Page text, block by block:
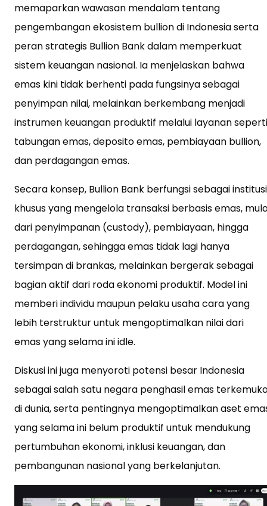
memaparkan wawasan mendalam tentang
pengembangan ekosistem bullion di Indonesia serta
peran strategis Bullion Bank dalam memperkuat
sistem keuangan nasional. Ia menjelaskan bahwa
emas kini tidak berhenti pada fungsinya sebagai
penyimpan nilai, melainkan berkembang menjadi
instrumen keuangan produktif melalui layanan seperti
tabungan emas, deposito emas, pembiayaan bullion,
dan perdagangan emas.
Secara konsep, Bullion Bank berfungsi sebagai institusi
khusus yang mengelola transaksi berbasis emas,
dari penyimpanan (custody), pembiayaan, hingga
perdagangan, sehingga emas tidak lagi hanya
tersimpan di brankas, melainkan bergerak sebagai
bagian aktif dari roda ekonomi produktif. Model ini
memberi individu maupun pelaku usaha cara yang
lebih terstruktur untuk mengoptimalkan nilai dari
emas yang selama ini idle.
Diskusi ini juga menyoroti potensi besar Indonesia
sebagai salah satu negara penghasil emas
di dunia, serta pentingnya mengoptimalkan aset
yang selama ini belum produktif untuk mendukung
pertumbuhan ekonomi, inklusi keuangan, dan
pembangunan nasional yang berkelanjutan.